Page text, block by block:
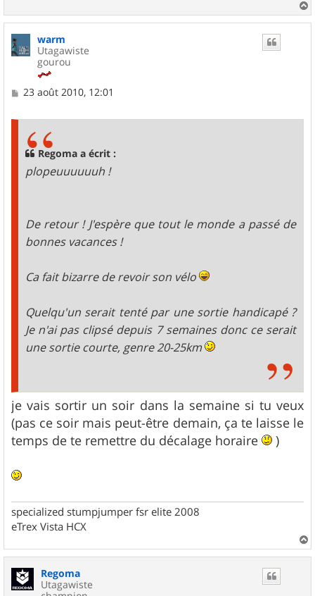
a
warm
Utagawiste
gourou
M
23 août 2010, 12:01
Regoma a écrit :
plopeuuuuuuh !
De retour ! J'espère que tout le monde a passé de
bonnes vacances !
Ca fait bizarre de revoir son vélo
Quelqu'un serait tenté par une sortie handicapé ?
Je n'ai pas clipsé depuis 7 semaines donc ce serait
une sortie courte, genre 20-25km
je vais sortir un soir dans la semaine si tu veux
(pas ce soir mais peut-être demain, ça te laisse le
temps de te remettre du décalage horaire
)
specialized stumpjumper fsr elite 2008
eTrex Vista HCX
a
Regoma
Utagawiste